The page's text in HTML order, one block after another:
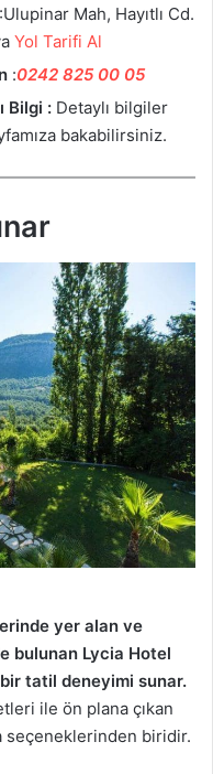
:Ulupinar Mah, Hayıtlı Cd.
Yol Tarifi Al
:0242 825 00 05
Bilgi : Detaylı bilgiler
bakabilirsiniz.
yer alan ve
bulunan Lycia Hotel
tatil deneyimi sunar.
ile ön plana çıkan
seçeneklerinden biridir.